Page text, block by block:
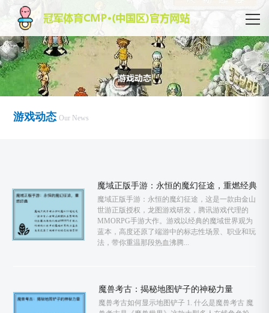
游戏动态 Our News
魔域正版手游：永恒的魔幻征途，重燃经典
魔域正版手游：永恒的魔幻征途，这是一款由金山
世游正版授权，龙图游戏研发，腾讯游戏代理的
MMORPG手游大作。游戏以经典的魔域世界观为
蓝本，高度还原了端游中的标志性场景、职业和玩
法，带你重温那段热血沸腾...
魔兽考古：揭秘地图铲子的神秘力量
魔兽考古如何显示地图铲子 1. 什么是魔兽考古 魔